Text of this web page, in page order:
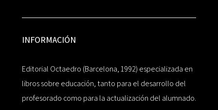
INFORMACIÓN
Editorial Octaedro (Barcelona, 1992) especializada en
libros sobre educación, tanto para el desarrollo del
profesorado como para la actualización del alumnado.